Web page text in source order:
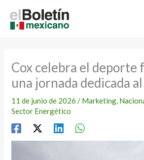
contenido
Cox celebra el deporte
una jornada dedicada
11 de junio de 2026/ Marketing,
Sector Energético